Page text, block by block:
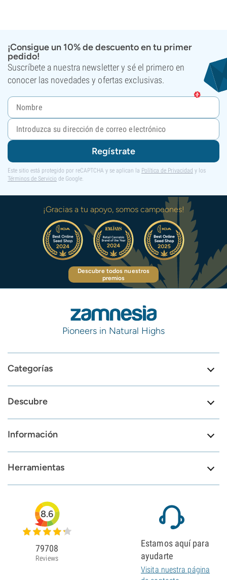
¡Consigue un 10% de descuento en tu primer
pedido!
Suscríbete a nuestra newsletter y sé el primero en
conocer las novedades y ofertas exclusivas.
Regístrate
Este sitio está protegido por reCAPTCHA y se aplican la Política de Privacidad y los
Términos de Servicio de Google.
¡Gracias a tu apoyo, somos campeones!
Descubre todos nuestros
premios
Pioneers in Natural Highs
Categorías
Descubre
Información
Herramientas
8.6
79708
Reviews
Estamos aquí para
ayudarte
Visita nuestra página